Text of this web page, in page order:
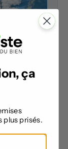
ça
plus prisés.